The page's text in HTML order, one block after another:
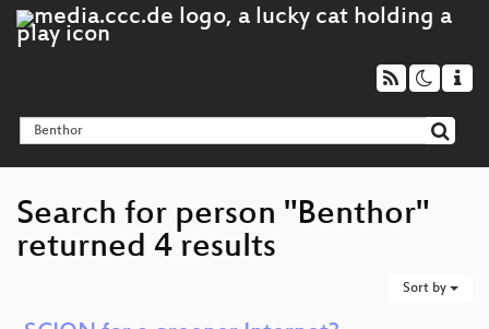
Search for person "Benthor"
returned 4 results
Sort by